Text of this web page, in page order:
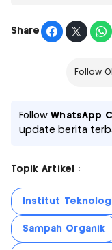
Share
Follow
FollowWhatsApp
update berita
Topik Artikel :
Institut
Sampah Organik